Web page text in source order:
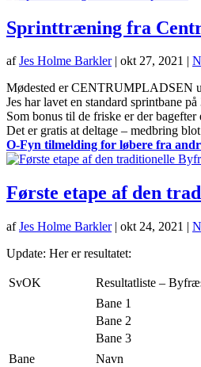
Sprinttræning fra
afJes Holme Barkler| okt 27, 2021 |
Mødested er CENTRUMPLADSEN
Jes har lavet en standard sprintbane
Som bonus til de friske er der
Det er gratis at deltage – medbring
O-Fyn tilmelding for løbere fra
Første etape af den
afJes Holme Barkler| okt 24, 2021 |
Update: Her er resultatet:
SvOK
Resultatliste –
Bane 1
Bane 2
Bane 3
Bane
Navn